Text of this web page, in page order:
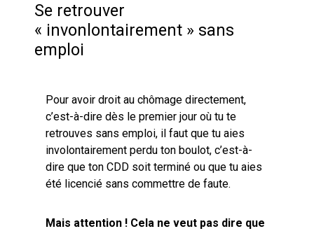
Se retrouver
« invonlontairement » sans
emploi
Pour avoir droit au chômage directement,
c’est-à-dire dès le premier jour où tu te
retrouves sans emploi, il faut que tu aies
involontairement perdu ton boulot, c’est-à-
dire que ton CDD soit terminé ou que tu aies
été licencié sans commettre de faute.
Mais attention ! Cela ne veut pas dire que